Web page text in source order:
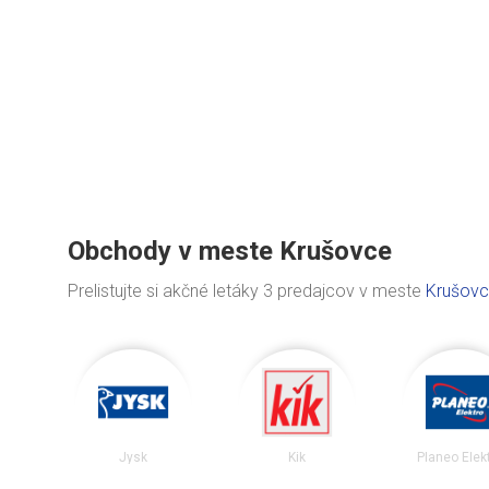
Obchody v meste Krušovce
Prelistujte si akčné letáky 3 predajcov v meste
Jysk Kik Planeo